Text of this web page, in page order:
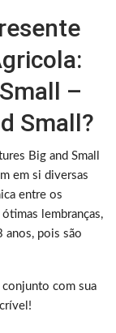
–
Small?
Big and Small
em si diversas
entre os
lembranças,
anos, pois são
conjunto com sua